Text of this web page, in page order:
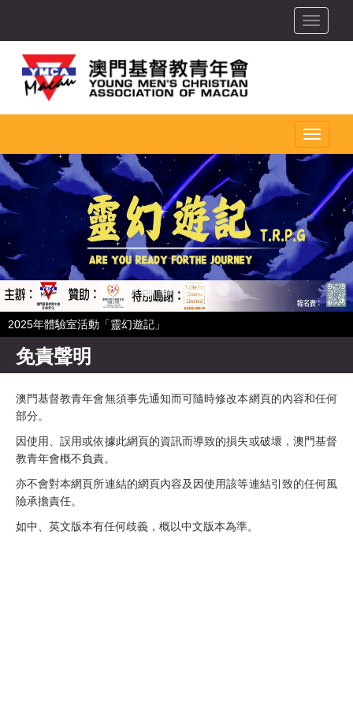
toggle
toggle
2025年體驗室活動「靈幻遊記」
免責聲明
澳門基督教青年會無須事先通知而可隨時修改本網頁的內容和任何
部分。
因使用、誤用或依據此網頁的資訊而導致的損失或破壞，澳門基督
教青年會概不負責。
亦不會對本網頁所連結的網頁內容及因使用該等連結引致的任何風
險承擔責任。
如中、英文版本有任何歧義，概以中文版本為準。